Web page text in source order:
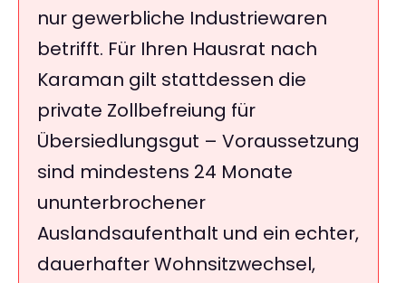
nur gewerbliche Industriewaren
betrifft. Für Ihren Hausrat nach
Karaman gilt stattdessen die
private Zollbefreiung für
Übersiedlungsgut – Voraussetzung
sind mindestens 24 Monate
ununterbrochener
Auslandsaufenthalt und ein echter,
dauerhafter Wohnsitzwechsel,